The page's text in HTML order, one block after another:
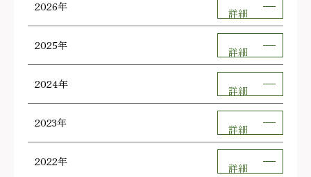
2026年 詳細
2025年 詳細
2024年 詳細
2023年 詳細
2022年 詳細